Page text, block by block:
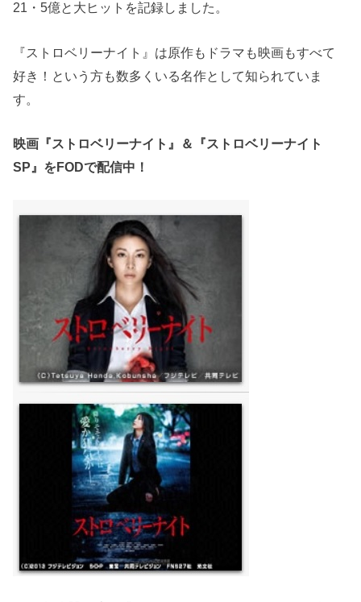
21・5億と大ヒットを記録しました。
『ストロベリーナイト』は原作もドラマも映画もすべて
好き！という方も数多くいる名作として知られていま
す。
映画『ストロベリーナイト』＆『ストロベリーナイト
SP』をFODで配信中！